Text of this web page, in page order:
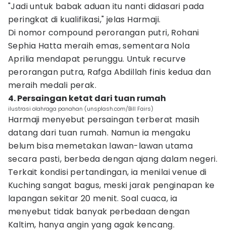
"Jadi untuk babak aduan itu nanti didasari pada
peringkat di kualifikasi," jelas Harmaji.
Di nomor compound perorangan putri, Rohani
Sephia Hatta meraih emas, sementara Nola
Aprilia mendapat perunggu. Untuk recurve
perorangan putra, Rafga Abdillah finis kedua dan
meraih medali perak.
4. Persaingan ketat dari tuan rumah
ilustrasi olahraga panahan (unsplash.com/Bill Fairs)
Harmaji menyebut persaingan terberat masih
datang dari tuan rumah. Namun ia mengaku
belum bisa memetakan lawan-lawan utama
secara pasti, berbeda dengan ajang dalam negeri.
Terkait kondisi pertandingan, ia menilai venue di
Kuching sangat bagus, meski jarak penginapan ke
lapangan sekitar 20 menit. Soal cuaca, ia
menyebut tidak banyak perbedaan dengan
Kaltim, hanya angin yang agak kencang.